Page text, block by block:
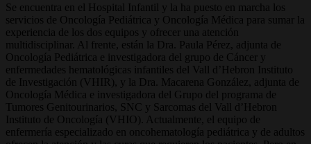
Se encuentra en el Hospital Infantil y la ha puesto en marcha los
servicios de Oncología Pediátrica y Oncología Médica para sumar la
experiencia de los dos equipos y ofrecer una atención
multidisciplinar. Al frente, están la Dra. Paula Pérez, adjunta de
Oncología Pediátrica e investigadora del grupo de Cáncer y
enfermedades hematológicas infantiles del Vall d’Hebron Instituto
de Investigación (VHIR), y la Dra. Macarena González, adjunta de
Oncología Médica e investigadora del Grupo del programa de
Tumores Genitourinarios, SNC y Sarcomas del Vall d’Hebron
Instituto de Oncología (VHIO). Actualmente, el equipo de
enfermería especializado en oncohematología pediátrica y de adultos